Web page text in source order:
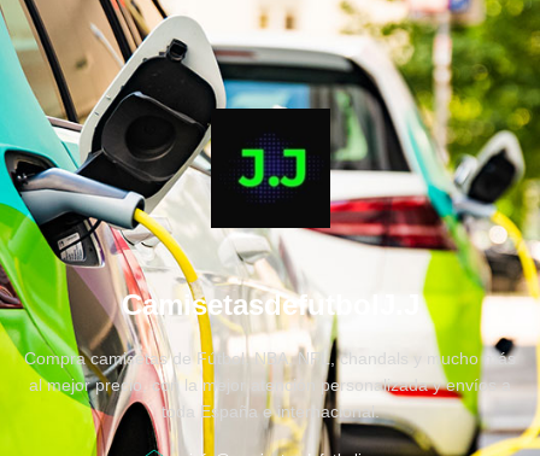
CamisetasdefutbolJ.J
Compra camisetas de Fútbol, NBA, NFL, chandals y mucho más
al mejor precio, con la mejor atención personalizada y envíos a
toda España e internacional.